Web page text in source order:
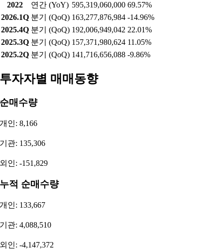
2022
연간 (YoY) 595,319,060,000 69.57%
2026.1Q 분기 (QoQ) 163,277,876,984 -14.96%
2025.4Q 분기 (QoQ) 192,006,949,042 22.01%
2025.3Q 분기 (QoQ) 157,371,980,624 11.05%
2025.2Q 분기 (QoQ) 141,716,656,088 -9.86%
투자자별 매매동향
순매수량
개인: 8,166
기관: 135,306
외인: -151,829
누적 순매수량
개인: 133,667
기관: 4,088,510
외인: -4,147,372